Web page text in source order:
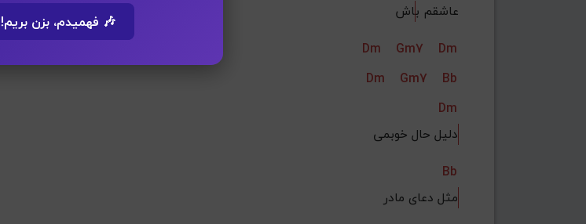
🎶 فهمیدم، بزن بریم!
عاشقم باش
Dm
Gm7
Dm
Dm
Gm7
Bb
Dm
دلیل حال خوبمی
Bb
مثل دعای مادر